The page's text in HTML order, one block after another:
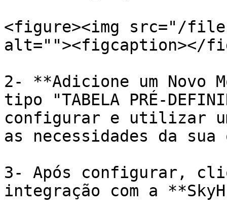
<figure><img src="/files/
alt=""><figcaption></
2- **Adicione um Novo
tipo "TABELA PRÉ-
configurar e utilizar
as necessidades da sua
3- Após configurar,
integração com a